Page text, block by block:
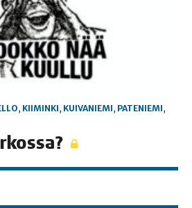
, KIIMINKI, KUIVANIEMI, PATENIEMI,